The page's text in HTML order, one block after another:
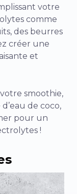
votre
comme
des beurres
créer une
et
smoothie,
de coco,
pour un
!